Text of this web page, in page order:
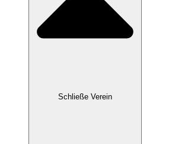
Schließe Verein